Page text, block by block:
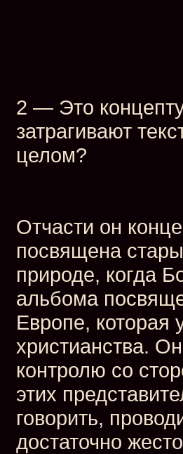
2 — Это
затрагивают
целом?
Отчасти он
посвящена
природе, когда
альбома
Европе, которая
христианства.
контролю со
этих
говорить,
достаточно